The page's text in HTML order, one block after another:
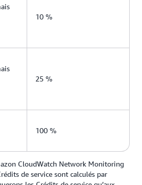
10 %
25 %
100 %
CloudWatch Network Monitoring
de service sont calculés par